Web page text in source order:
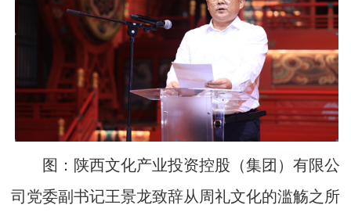
图：陕西文化产业投资控股（集团）有限公
司党委副书记王景龙致辞从周礼文化的滥觞之所